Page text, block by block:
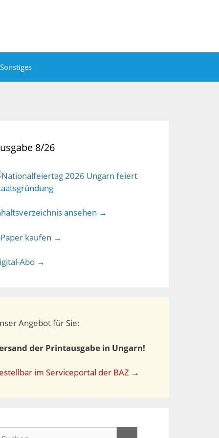
Sonstiges
8/26
ansehen →
Paper kaufen →
Abo →
Angebot für Sie:
der Printausgabe in Ungarn!
im Serviceportal der BAZ →